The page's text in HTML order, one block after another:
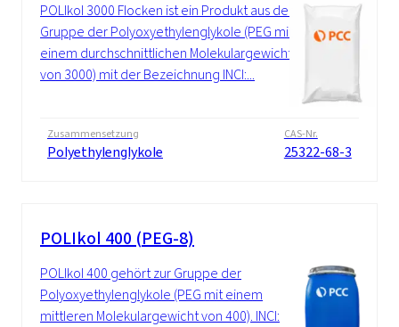
POLIkol 3000 Flocken ist ein Produkt aus der
Gruppe der Polyoxyethylenglykole (PEG mit
einem durchschnittlichen Molekulargewicht
von 3000) mit der Bezeichnung INCI:...
Zusammensetzung
Polyethylenglykole
CAS-Nr.
25322-68-3
POLIkol 400 (PEG-8)
POLIkol 400 gehört zur Gruppe der
Polyoxyethylenglykole (PEG mit einem
mittleren Molekulargewicht von 400). INCI: